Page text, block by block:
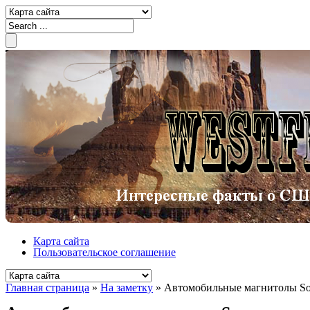
Карта сайта
Пользовательское соглашение
Главная страница » На заметку » Автомобильные магнитолы